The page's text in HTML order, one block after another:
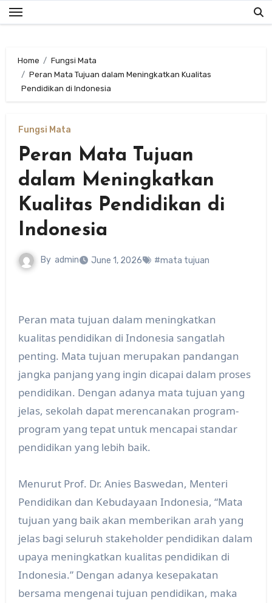
Skip
to
Home
Fungsi Mata
Peran Mata Tujuan dalam Meningkatkan Kualitas
Pendidikan di Indonesia
Fungsi Mata
Peran Mata Tujuan
dalam Meningkatkan
Kualitas Pendidikan di
Indonesia
By admin June 1, 2026 #mata tujuan
Peran mata tujuan dalam meningkatkan
kualitas pendidikan di Indonesia sangatlah
penting. Mata tujuan merupakan pandangan
jangka panjang yang ingin dicapai dalam proses
pendidikan. Dengan adanya mata tujuan yang
jelas, sekolah dapat merencanakan program-
program yang tepat untuk mencapai standar
pendidikan yang lebih baik.
Menurut Prof. Dr. Anies Baswedan, Menteri
Pendidikan dan Kebudayaan Indonesia, “Mata
tujuan yang baik akan memberikan arah yang
jelas bagi seluruh stakeholder pendidikan dalam
upaya meningkatkan kualitas pendidikan di
Indonesia.” Dengan adanya kesepakatan
bersama mengenai tujuan pendidikan, maka